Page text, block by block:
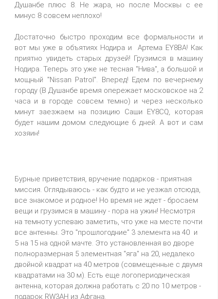
Душанбе плюс 8. Не жара, но после Москвы с ее
минус 8 совсем неплохо!
Достаточно быстро проходим все формальности и
вот мы уже в объятиях Нодира и Артема EY8BA! Как
приятно увидеть старых друзей! Грузимся в машину
Нодира. Теперь это уже не тесная "Нива", а большой и
мощный "Nissan Patrol". Вперед! Едем по вечернему
городу (В Душанбе время опережает московское на 2
часа и в городе совсем темно) и через несколько
минут заезжаем на позицию Саши EY8CQ, которая
будет нашим домом следующие 6 дней. А вот и сам
хозяин!
Бурные приветствия, вручение подарков - приятная
миссия. Оглядываюсь - как будто и не уезжал отсюда,
все знакомое и родное! Но время не ждет - бросаем
вещи и грузимся в машину - пора на ужин! Несмотря
на темноту успеваю заметить, что уже на месте почти
все антенны. Это "прошлогодние" 3 элемента на 40 и
5 на 15 на одной мачте. Это установленная во дворе
полноразмерная 5 элементная "яга" на 20, недалеко
двойной квадрат на 40 метров (совмещенные с двумя
квадратами на 30 м). Есть еще логопериодическая
антенна, которая должна работать с 20 по 10 метров -
подарок RW3AH из Афгана.